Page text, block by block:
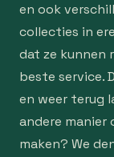
en ook
collecties in
dat ze kunnen
beste service.
en weer terug
andere manier
maken? We